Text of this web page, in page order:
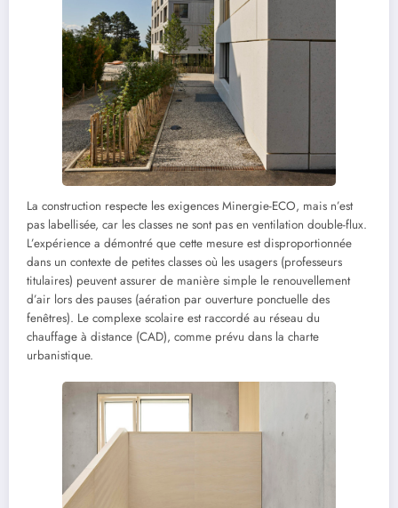
La construction respecte les exigences Minergie-ECO, mais n’est
pas labellisée, car les classes ne sont pas en ventilation double-flux.
L’expérience a démontré que cette mesure est disproportionnée
dans un contexte de petites classes où les usagers (professeurs
titulaires) peuvent assurer de manière simple le renouvellement
d’air lors des pauses (aération par ouverture ponctuelle des
fenêtres). Le complexe scolaire est raccordé au réseau du
chauffage à distance (CAD), comme prévu dans la charte
urbanistique.